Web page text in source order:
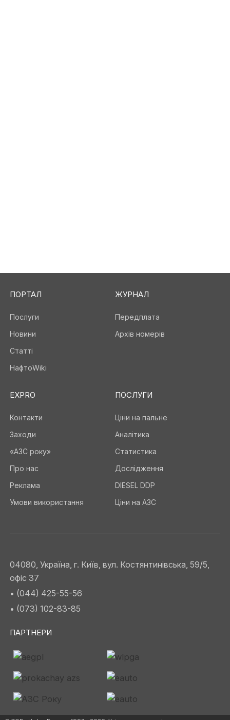
ПОРТАЛ
Послуги
Новини
Статті
НафтоWiki
ЖУРНАЛ
Передплата
Архів номерів
EXPRO
Контакти
Заходи
«АЗС року»
Про нас
Реклама
Умови використання
ПОСЛУГИ
Ціни на пальне
Аналітика
Статистика
Дослідження
DIESEL DDP
Ціни на АЗС
04080, Україна, г. Київ, вул. Костянтинівська, 59/5,
офіс 37
• (044) 425-55-56
• (073) 102-83-85
ПАРТНЕРИ